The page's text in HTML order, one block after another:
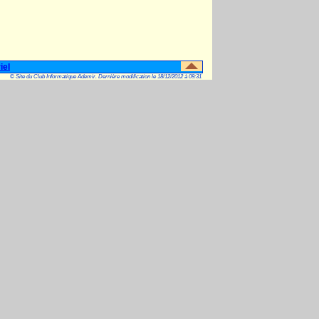
© Site du Club Informatique Ademir. Dernière modification le 18/12/2012 à 09:31